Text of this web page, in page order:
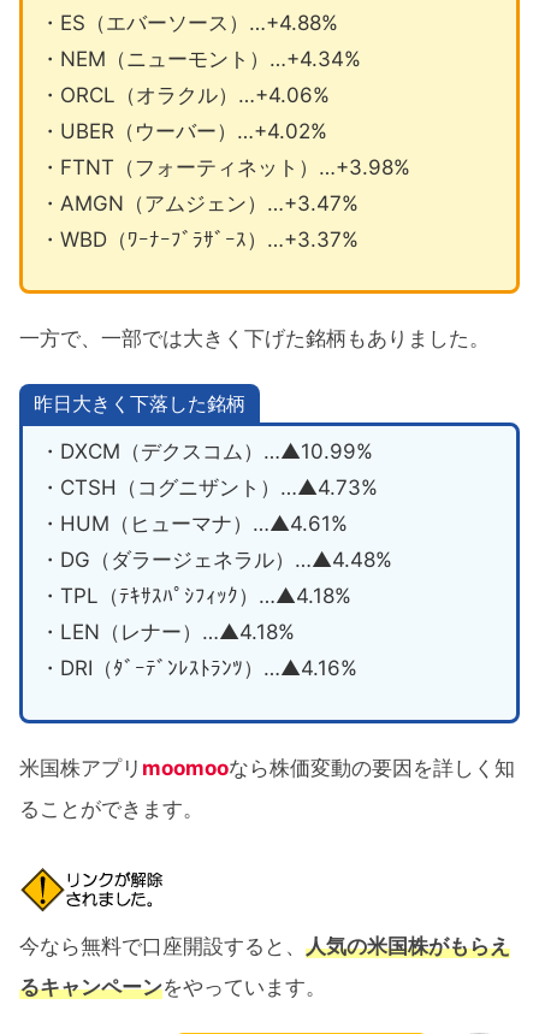
・ES（エバーソース）…+4.88%
・NEM（ニューモント）…+4.34%
・ORCL（オラクル）…+4.06%
・UBER（ウーバー）…+4.02%
・FTNT（フォーティネット）…+3.98%
・AMGN（アムジェン）…+3.47%
・WBD（ﾜｰﾅｰﾌﾞﾗｻﾞｰｽ）…+3.37%
一方で、一部では大きく下げた銘柄もありました。
昨日大きく下落した銘柄
・DXCM（デクスコム）…▲10.99%
・CTSH（コグニザント）…▲4.73%
・HUM（ヒューマナ）…▲4.61%
・DG（ダラージェネラル）…▲4.48%
・TPL（ﾃｷｻｽﾊﾟｼﾌｨｯｸ）…▲4.18%
・LEN（レナー）…▲4.18%
・DRI（ﾀﾞｰﾃﾞﾝﾚｽﾄﾗﾝﾂ）…▲4.16%
米国株アプリ moomooなら株価変動の要因を詳しく知
ることができます。
今なら無料で口座開設すると、 人気の米国株がもらえ
るキャンペーンをやっています。